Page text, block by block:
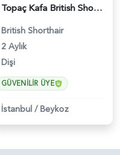
Topaç Kafa British Shorthair Blue Point Dişi - 5229
British Shorthair
2 Aylık
Dişi
GÜVENILIR ÜYE
İstanbul /Beykoz